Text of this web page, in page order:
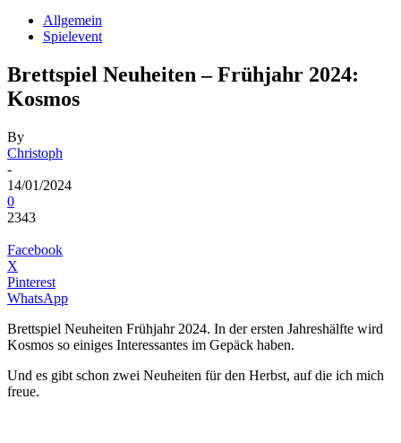
Allgemein
Spielevent
Brettspiel Neuheiten – Frühjahr 2024:
Kosmos
By
Christoph
-
14/01/2024
0
2343
Facebook
X
Pinterest
WhatsApp
Brettspiel Neuheiten Frühjahr 2024. In der ersten Jahreshälfte wird
Kosmos so einiges Interessantes im Gepäck haben.
Und es gibt schon zwei Neuheiten für den Herbst, auf die ich mich
freue.